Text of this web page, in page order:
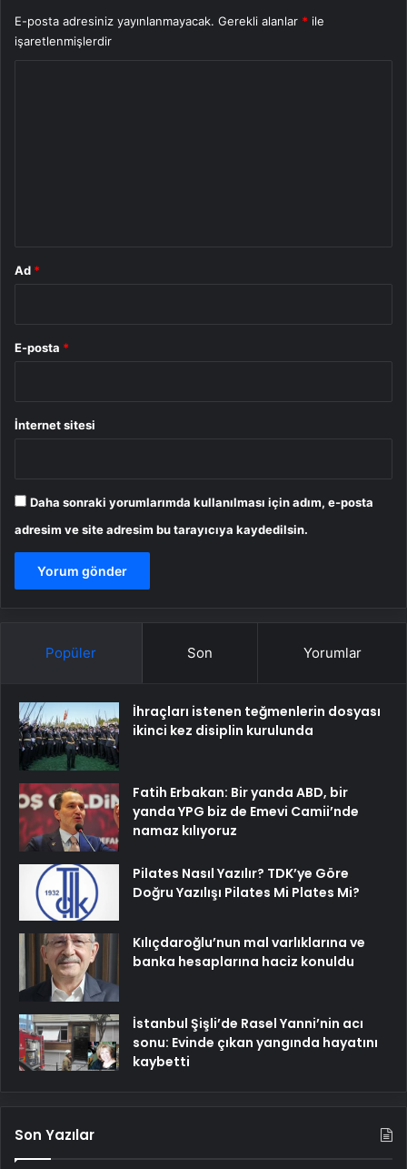
E-posta adresiniz yayınlanmayacak. Gerekli alanlar * ile
işaretlenmişlerdir
Ad *
E-posta *
İnternet sitesi
Daha sonraki yorumlarımda kullanılması için adım, e-posta
adresim ve site adresim bu tarayıcıya kaydedilsin.
Popüler Son Yorumlar
İhraçları istenen teğmenlerin dosyası
ikinci kez disiplin kurulunda
Fatih Erbakan: Bir yanda ABD, bir
yanda YPG biz de Emevi Camii’nde
namaz kılıyoruz
Pilates Nasıl Yazılır? TDK’ye Göre
Doğru Yazılışı Pilates Mi Plates Mi?
Kılıçdaroğlu’nun mal varlıklarına ve
banka hesaplarına haciz konuldu
İstanbul Şişli’de Rasel Yanni’nin acı
sonu: Evinde çıkan yangında hayatını
kaybetti
Son Yazılar